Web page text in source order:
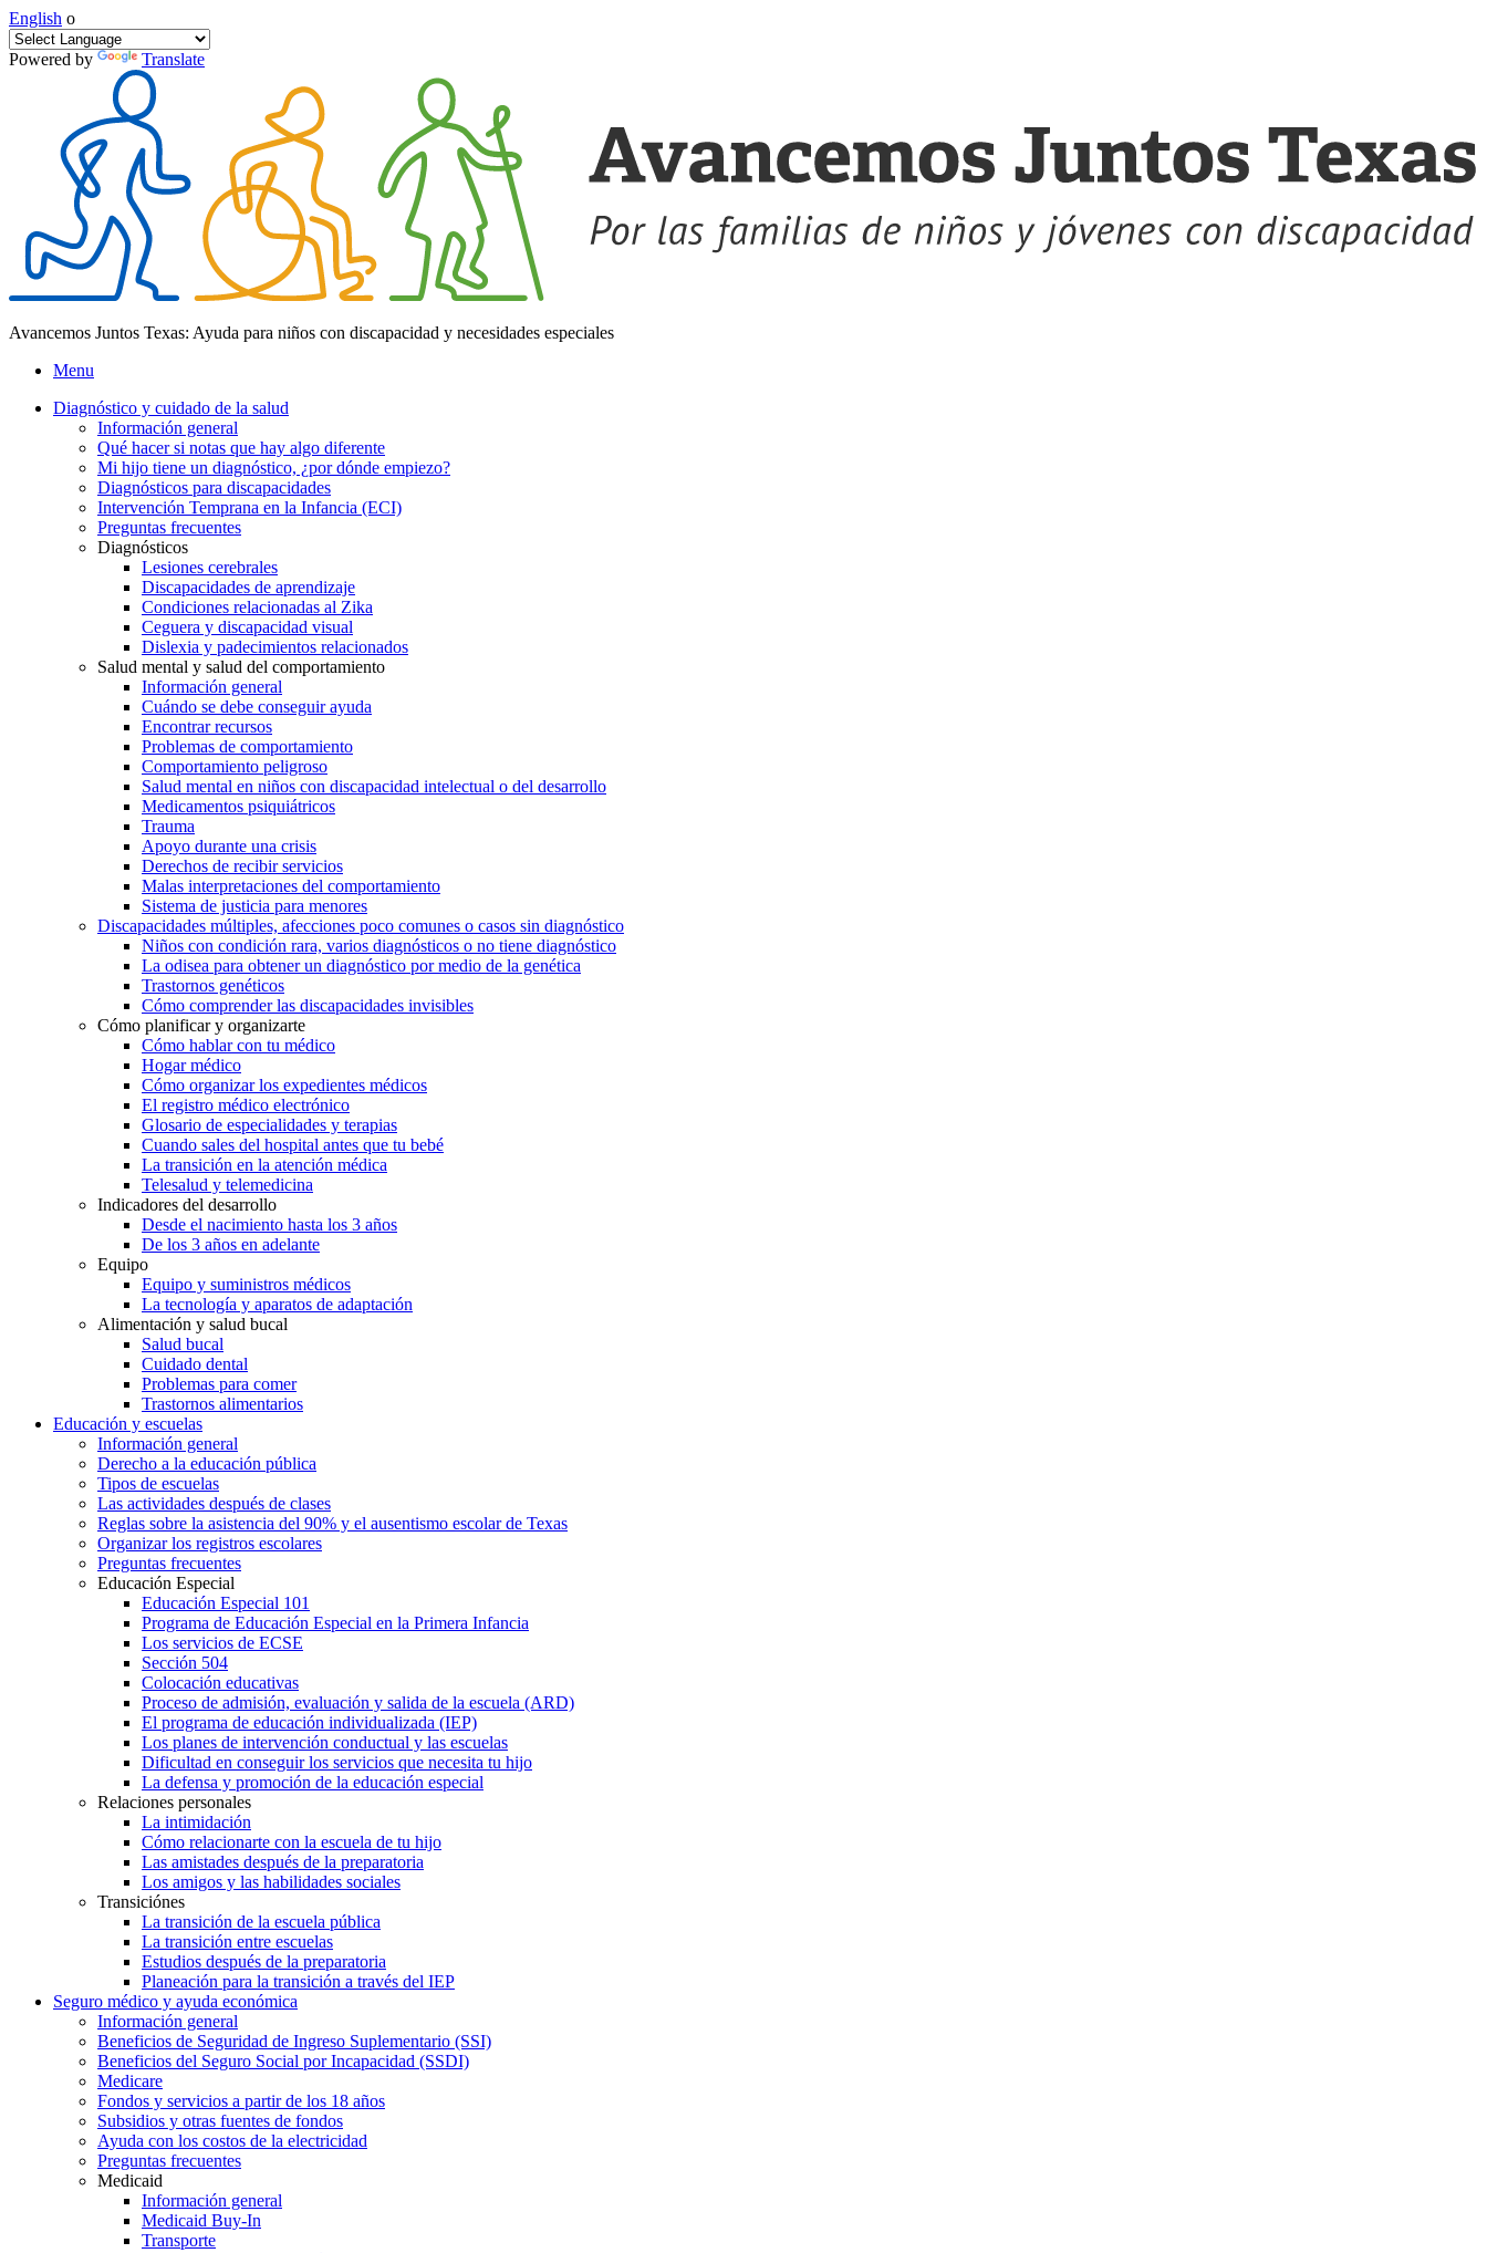
English o
Powered by Translate
Avancemos Juntos Texas: Ayuda para niños con discapacidad y necesidades especiales
Menu
Diagnóstico y cuidado de la salud
Información general
Qué hacer si notas que hay algo diferente
Mi hijo tiene un diagnóstico, ¿por dónde empiezo?
Diagnósticos para discapacidades
Intervención Temprana en la Infancia (ECI)
Preguntas frecuentes
Diagnósticos
Lesiones cerebrales
Discapacidades de aprendizaje
Condiciones relacionadas al Zika
Ceguera y discapacidad visual
Dislexia y padecimientos relacionados
Salud mental y salud del comportamiento
Información general
Cuándo se debe conseguir ayuda
Encontrar recursos
Problemas de comportamiento
Comportamiento peligroso
Salud mental en niños con discapacidad intelectual o del desarrollo
Medicamentos psiquiátricos
Trauma
Apoyo durante una crisis
Derechos de recibir servicios
Malas interpretaciones del comportamiento
Sistema de justicia para menores
Discapacidades múltiples, afecciones poco comunes o casos sin diagnóstico
Niños con condición rara, varios diagnósticos o no tiene diagnóstico
La odisea para obtener un diagnóstico por medio de la genética
Trastornos genéticos
Cómo comprender las discapacidades invisibles
Cómo planificar y organizarte
Cómo hablar con tu médico
Hogar médico
Cómo organizar los expedientes médicos
El registro médico electrónico
Glosario de especialidades y terapias
Cuando sales del hospital antes que tu bebé
La transición en la atención médica
Telesalud y telemedicina
Indicadores del desarrollo
Desde el nacimiento hasta los 3 años
De los 3 años en adelante
Equipo
Equipo y suministros médicos
La tecnología y aparatos de adaptación
Alimentación y salud bucal
Salud bucal
Cuidado dental
Problemas para comer
Trastornos alimentarios
Educación y escuelas
Información general
Derecho a la educación pública
Tipos de escuelas
Las actividades después de clases
Reglas sobre la asistencia del 90% y el ausentismo escolar de Texas
Organizar los registros escolares
Preguntas frecuentes
Educación Especial
Educación Especial 101
Programa de Educación Especial en la Primera Infancia
Los servicios de ECSE
Sección 504
Colocación educativas
Proceso de admisión, evaluación y salida de la escuela (ARD)
El programa de educación individualizada (IEP)
Los planes de intervención conductual y las escuelas
Dificultad en conseguir los servicios que necesita tu hijo
La defensa y promoción de la educación especial
Relaciones personales
La intimidación
Cómo relacionarte con la escuela de tu hijo
Las amistades después de la preparatoria
Los amigos y las habilidades sociales
Transiciónes
La transición de la escuela pública
La transición entre escuelas
Estudios después de la preparatoria
Planeación para la transición a través del IEP
Seguro médico y ayuda económica
Información general
Beneficios de Seguridad de Ingreso Suplementario (SSI)
Beneficios del Seguro Social por Incapacidad (SSDI)
Medicare
Fondos y servicios a partir de los 18 años
Subsidios y otras fuentes de fondos
Ayuda con los costos de la electricidad
Preguntas frecuentes
Medicaid
Información general
Medicaid Buy-In
Transporte